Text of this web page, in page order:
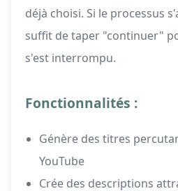
déjà choisi. Si le processus
suffit de taper "continuer"
s'est interrompu.
Fonctionnalités :
Génère des titres
YouTube
Crée des descriptions